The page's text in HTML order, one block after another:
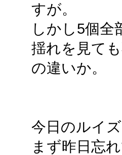
すが。
しかし5個全
揺れを見て
の違いか。
今日のルイズ
まず昨日忘